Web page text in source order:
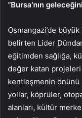
“Bursa’nın
Osmangazi’de
belirten Lider
eğitimden sağlığa,
değer katan
kentleşmenin
yollar, köprüler,
alanları, kültür